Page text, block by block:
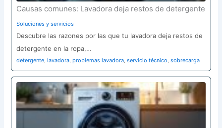
Causas comunes: Lavadora deja restos de detergente
Soluciones y servicios
Descubre las razones por las que tu lavadora deja restos de
detergente en la ropa,…
detergente,lavadora,problemas lavadora,servicio técnico,sobrecarga